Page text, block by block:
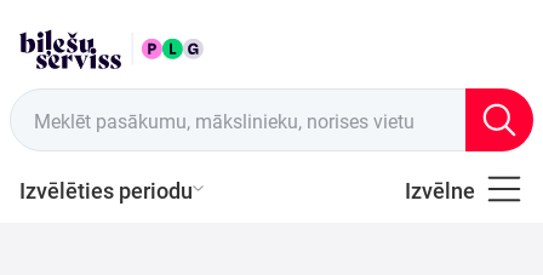
Meklēt pasākumu, mākslinieku, norises vietu
Izvēlēties periodu Izvēlne
LAT Tirdzniecības vietas